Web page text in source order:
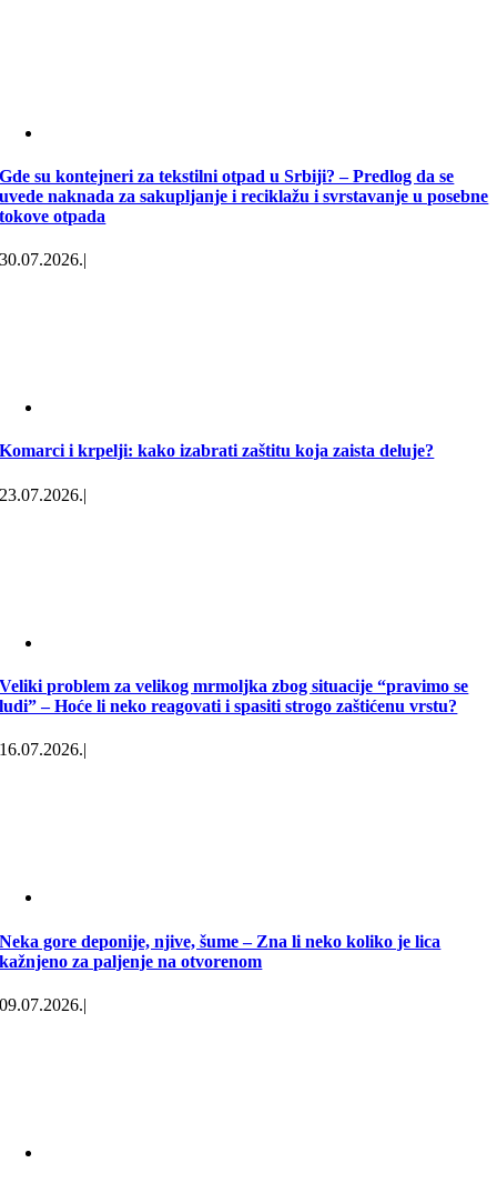
Gde su kontejneri za tekstilni otpad u Srbiji? – Predlog da se
uvede naknada za sakupljanje i reciklažu i svrstavanje u posebne
tokove otpada
30.07.2026.|
Komarci i krpelji: kako izabrati zaštitu koja zaista deluje?
23.07.2026.|
Veliki problem za velikog mrmoljka zbog situacije “pravimo se
ludi” – Hoće li neko reagovati i spasiti strogo zaštićenu vrstu?
16.07.2026.|
Neka gore deponije, njive, šume – Zna li neko koliko je lica
kažnjeno za paljenje na otvorenom
09.07.2026.|